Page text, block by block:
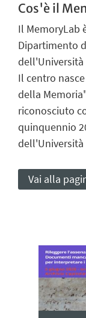
Cos'è il
Il MemoryLab
Dipartimento
Il centro
della
riconosciuto
quinquennio
dell'Università
Vai alla